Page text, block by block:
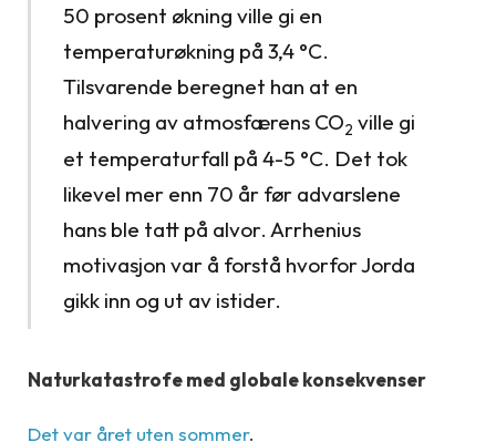
50 prosent økning ville gi en
temperaturøkning på 3,4 °C.
Tilsvarende beregnet han at en
halvering av atmosfærens CO2 ville gi
et temperaturfall på 4-5 °C. Det tok
likevel mer enn 70 år før advarslene
hans ble tatt på alvor. Arrhenius
motivasjon var å forstå hvorfor Jorda
gikk inn og ut av istider.
Naturkatastrofe med globale konsekvenser
Det var året uten sommer.